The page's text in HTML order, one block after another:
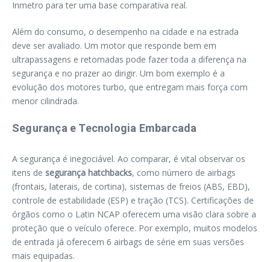
Inmetro para ter uma base comparativa real.
Além do consumo, o desempenho na cidade e na estrada
deve ser avaliado. Um motor que responde bem em
ultrapassagens e retomadas pode fazer toda a diferença na
segurança e no prazer ao dirigir. Um bom exemplo é a
evolução dos motores turbo, que entregam mais força com
menor cilindrada.
Segurança e Tecnologia Embarcada
A segurança é inegociável. Ao comparar, é vital observar os
itens de segurança hatchbacks, como número de airbags
(frontais, laterais, de cortina), sistemas de freios (ABS, EBD),
controle de estabilidade (ESP) e tração (TCS). Certificações de
órgãos como o Latin NCAP oferecem uma visão clara sobre a
proteção que o veículo oferece. Por exemplo, muitos modelos
de entrada já oferecem 6 airbags de série em suas versões
mais equipadas.